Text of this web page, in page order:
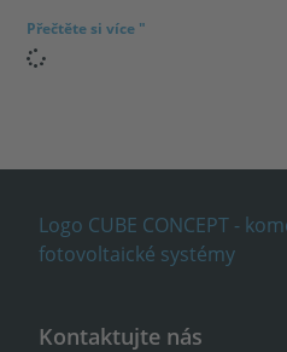
Přečtěte si více "
Kontaktujte nás